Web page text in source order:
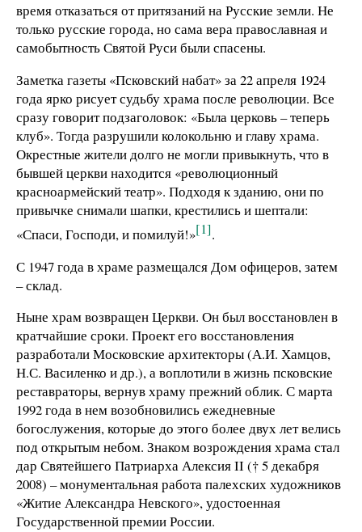
время отказаться от притязаний на Русские земли. Не
только русские города, но сама вера православная и
самобытность Святой Руси были спасены.
Заметка газеты «Псковский набат» за 22 апреля 1924
года ярко рисует судьбу храма после революции. Все
сразу говорит подзаголовок: «Была церковь – теперь
клуб». Тогда разрушили колокольню и главу храма.
Окрестные жители долго не могли привыкнуть, что в
бывшей церкви находится «революционный
красноармейский театр». Подходя к зданию, они по
привычке снимали шапки, крестились и шептали:
«Спаси, Господи, и помилуй!»[1].
С 1947 года в храме размещался Дом офицеров, затем
– склад.
Ныне храм возвращен Церкви. Он был восстановлен в
кратчайшие сроки. Проект его восстановления
разработали Московские архитекторы (А.И. Хамцов,
Н.С. Василенко и др.), а воплотили в жизнь псковские
реставраторы, вернув храму прежний облик. С марта
1992 года в нем возобновились ежедневные
богослужения, которые до этого более двух лет велись
под открытым небом. Знаком возрождения храма стал
дар Святейшего Патриарха Алексия II († 5 декабря
2008) – монументальная работа палехских художников
«Житие Александра Невского», удостоенная
Государственной премии России.